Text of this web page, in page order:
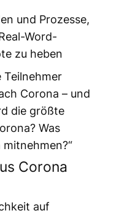
und Prozesse,
Word-
zu heben
Teilnehmer
Corona – und
die größte
Was
mitnehmen?“
Corona
auf